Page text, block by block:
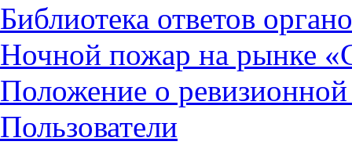
Библиотека ответов
Ночной пожар на рынке
Положение о
Пользователи